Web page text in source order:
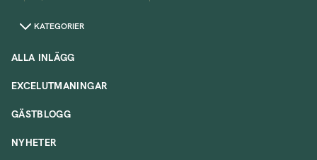
KATEGORIER
ALLA INLÄGG
EXCELUTMANINGAR
GÄSTBLOGG
NYHETER